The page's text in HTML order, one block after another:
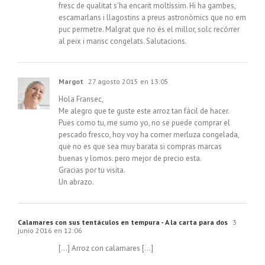
fresc de qualitat s’ha encarit moltíssim. Hi ha gambes,
escamarlans i llagostins a preus astronòmics que no em
puc permetre. Malgrat que no és el millor, solc recórrer
al peix i marisc congelats. Salutacions.
Margot 27 agosto 2015 en 13:05
Hola Fransec,
Me alegro que te guste este arroz tan fácil de hacer.
Pues como tu, me sumo yo, no se puede comprar el
pescado fresco, hoy voy ha comer merluza congelada,
que no es que sea muy barata si compras marcas
buenas y lomos. pero mejor de precio esta.
Gracias por tu visita.
Un abrazo.
Calamares con sus tentáculos en tempura - A la carta para dos 3
junio 2016 en 12:06
[…] Arroz con calamares […]